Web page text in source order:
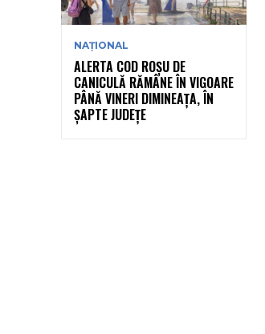
NAȚIONAL
ALERTA COD ROȘU DE
CANICULĂ RĂMÂNE ÎN VIGOARE
PÂNĂ VINERI DIMINEAȚA, ÎN
ȘAPTE JUDEȚE